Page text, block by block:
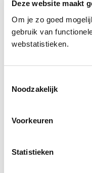
Deze website maakt
Om je zo goed
gebruik van
webstatistieken.
Noodzakelijk
Voorkeuren
Statistieken
belangrijk in een
en Hans Stroes
afgelopen jaren
overbelast,